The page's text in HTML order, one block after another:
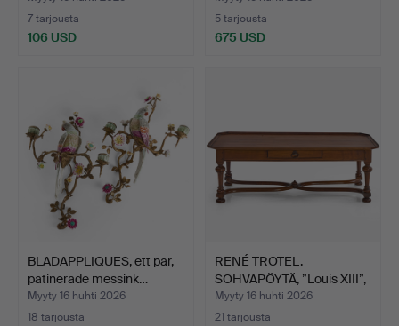
7 tarjousta
106 USD
5 tarjousta
675 USD
BLADAPPLIQUES, ett par,
patinerade messink…
Myyty 16 huhti 2026
18 tarjousta
RENÉ TROTEL.
SOHVAPÖYTÄ, ”Louis XIII”,
Fra…
Myyty 16 huhti 2026
21 tarjousta